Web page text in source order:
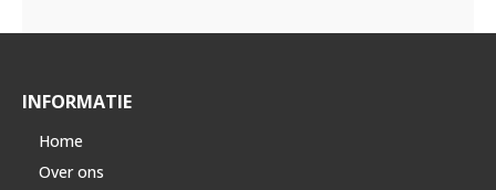
INFORMATIE
Home
Over ons